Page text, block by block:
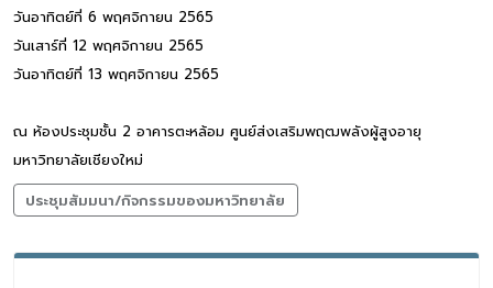
วันอาทิตย์ที่ 6 พฤศจิกายน 2565
วันเสาร์ที่ 12 พฤศจิกายน 2565
วันอาทิตย์ที่ 13 พฤศจิกายน 2565
ณ ห้องประชุมชั้น 2 อาคารตะหล้อม ศูนย์ส่งเสริมพฤฒพลังผู้สูงอายุ
มหาวิทยาลัยเชียงใหม่
ประชุมสัมมนา/กิจกรรมของมหาวิทยาลัย